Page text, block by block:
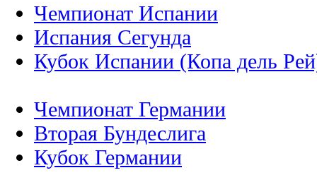
Чемпионат Испании
Испания Сегунда
Кубок Испании (Копа дель
Чемпионат Германии
Вторая Бундеслига
Кубок Германии